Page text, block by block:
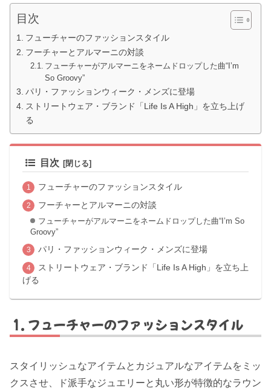
目次
フューチャーのファッションスタイル
フーチャーとアルマーニの対談
フューチャーがアルマーニをネームドロップした曲“I’m
So Groovy”
パリ・ファッションウィーク・メンズに登場
ストリートウェア・ブランド「Life Is A High」を立ち上げ
る
目次
フューチャーのファッションスタイル
フーチャーとアルマーニの対談
フューチャーがアルマーニをネームドロップした曲“I’m So
Groovy”
パリ・ファッションウィーク・メンズに登場
ストリートウェア・ブランド「Life Is A High」を立ち上
げる
フューチャーのファッションスタイル
スタイリッシュなアイテムとカジュアルなアイテムをミッ
クスさせ、ド派手なジュエリーと丸い形が特徴的なラウン